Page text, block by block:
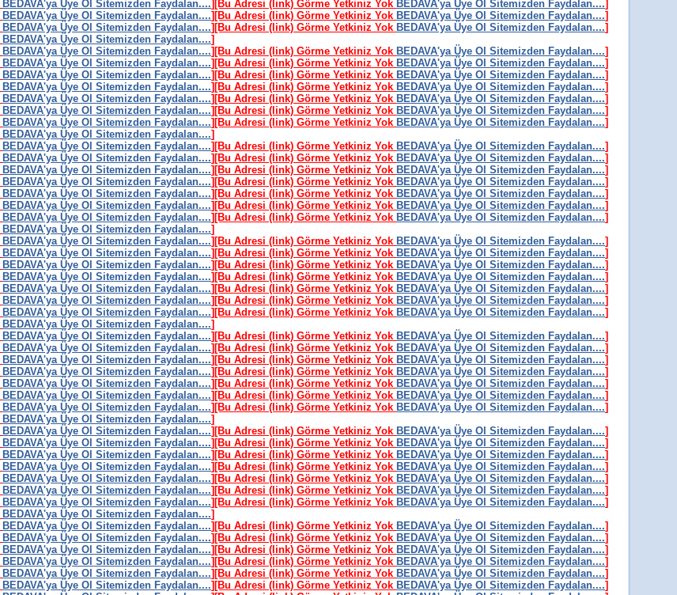
BEDAVA'ya Üye Ol Sitemizden Faydalan....] [Bu Adresi (link) Görme Yetkiniz Yok BEDAVA'ya Üye Ol Sitemizden Faydalan....]
BEDAVA'ya Üye Ol Sitemizden Faydalan....] [Bu Adresi (link) Görme Yetkiniz Yok BEDAVA'ya Üye Ol Sitemizden Faydalan....]
BEDAVA'ya Üye Ol Sitemizden Faydalan....] [Bu Adresi (link) Görme Yetkiniz Yok BEDAVA'ya Üye Ol Sitemizden Faydalan....]
BEDAVA'ya Üye Ol Sitemizden Faydalan....]
BEDAVA'ya Üye Ol Sitemizden Faydalan....] [Bu Adresi (link) Görme Yetkiniz Yok BEDAVA'ya Üye Ol Sitemizden Faydalan....]
BEDAVA'ya Üye Ol Sitemizden Faydalan....] [Bu Adresi (link) Görme Yetkiniz Yok BEDAVA'ya Üye Ol Sitemizden Faydalan....]
BEDAVA'ya Üye Ol Sitemizden Faydalan....] [Bu Adresi (link) Görme Yetkiniz Yok BEDAVA'ya Üye Ol Sitemizden Faydalan....]
BEDAVA'ya Üye Ol Sitemizden Faydalan....] [Bu Adresi (link) Görme Yetkiniz Yok BEDAVA'ya Üye Ol Sitemizden Faydalan....]
BEDAVA'ya Üye Ol Sitemizden Faydalan....] [Bu Adresi (link) Görme Yetkiniz Yok BEDAVA'ya Üye Ol Sitemizden Faydalan....]
BEDAVA'ya Üye Ol Sitemizden Faydalan....] [Bu Adresi (link) Görme Yetkiniz Yok BEDAVA'ya Üye Ol Sitemizden Faydalan....]
BEDAVA'ya Üye Ol Sitemizden Faydalan....] [Bu Adresi (link) Görme Yetkiniz Yok BEDAVA'ya Üye Ol Sitemizden Faydalan....]
BEDAVA'ya Üye Ol Sitemizden Faydalan....]
BEDAVA'ya Üye Ol Sitemizden Faydalan....] [Bu Adresi (link) Görme Yetkiniz Yok BEDAVA'ya Üye Ol Sitemizden Faydalan....]
BEDAVA'ya Üye Ol Sitemizden Faydalan....] [Bu Adresi (link) Görme Yetkiniz Yok BEDAVA'ya Üye Ol Sitemizden Faydalan....]
BEDAVA'ya Üye Ol Sitemizden Faydalan....] [Bu Adresi (link) Görme Yetkiniz Yok BEDAVA'ya Üye Ol Sitemizden Faydalan....]
BEDAVA'ya Üye Ol Sitemizden Faydalan....] [Bu Adresi (link) Görme Yetkiniz Yok BEDAVA'ya Üye Ol Sitemizden Faydalan....]
BEDAVA'ya Üye Ol Sitemizden Faydalan....] [Bu Adresi (link) Görme Yetkiniz Yok BEDAVA'ya Üye Ol Sitemizden Faydalan....]
BEDAVA'ya Üye Ol Sitemizden Faydalan....] [Bu Adresi (link) Görme Yetkiniz Yok BEDAVA'ya Üye Ol Sitemizden Faydalan....]
BEDAVA'ya Üye Ol Sitemizden Faydalan....] [Bu Adresi (link) Görme Yetkiniz Yok BEDAVA'ya Üye Ol Sitemizden Faydalan....]
BEDAVA'ya Üye Ol Sitemizden Faydalan....]
BEDAVA'ya Üye Ol Sitemizden Faydalan....] [Bu Adresi (link) Görme Yetkiniz Yok BEDAVA'ya Üye Ol Sitemizden Faydalan....]
BEDAVA'ya Üye Ol Sitemizden Faydalan....] [Bu Adresi (link) Görme Yetkiniz Yok BEDAVA'ya Üye Ol Sitemizden Faydalan....]
BEDAVA'ya Üye Ol Sitemizden Faydalan....] [Bu Adresi (link) Görme Yetkiniz Yok BEDAVA'ya Üye Ol Sitemizden Faydalan....]
BEDAVA'ya Üye Ol Sitemizden Faydalan....] [Bu Adresi (link) Görme Yetkiniz Yok BEDAVA'ya Üye Ol Sitemizden Faydalan....]
BEDAVA'ya Üye Ol Sitemizden Faydalan....] [Bu Adresi (link) Görme Yetkiniz Yok BEDAVA'ya Üye Ol Sitemizden Faydalan....]
BEDAVA'ya Üye Ol Sitemizden Faydalan....] [Bu Adresi (link) Görme Yetkiniz Yok BEDAVA'ya Üye Ol Sitemizden Faydalan....]
BEDAVA'ya Üye Ol Sitemizden Faydalan....] [Bu Adresi (link) Görme Yetkiniz Yok BEDAVA'ya Üye Ol Sitemizden Faydalan....]
BEDAVA'ya Üye Ol Sitemizden Faydalan....]
BEDAVA'ya Üye Ol Sitemizden Faydalan....] [Bu Adresi (link) Görme Yetkiniz Yok BEDAVA'ya Üye Ol Sitemizden Faydalan....]
BEDAVA'ya Üye Ol Sitemizden Faydalan....] [Bu Adresi (link) Görme Yetkiniz Yok BEDAVA'ya Üye Ol Sitemizden Faydalan....]
BEDAVA'ya Üye Ol Sitemizden Faydalan....] [Bu Adresi (link) Görme Yetkiniz Yok BEDAVA'ya Üye Ol Sitemizden Faydalan....]
BEDAVA'ya Üye Ol Sitemizden Faydalan....] [Bu Adresi (link) Görme Yetkiniz Yok BEDAVA'ya Üye Ol Sitemizden Faydalan....]
BEDAVA'ya Üye Ol Sitemizden Faydalan....] [Bu Adresi (link) Görme Yetkiniz Yok BEDAVA'ya Üye Ol Sitemizden Faydalan....]
BEDAVA'ya Üye Ol Sitemizden Faydalan....] [Bu Adresi (link) Görme Yetkiniz Yok BEDAVA'ya Üye Ol Sitemizden Faydalan....]
BEDAVA'ya Üye Ol Sitemizden Faydalan....] [Bu Adresi (link) Görme Yetkiniz Yok BEDAVA'ya Üye Ol Sitemizden Faydalan....]
BEDAVA'ya Üye Ol Sitemizden Faydalan....]
BEDAVA'ya Üye Ol Sitemizden Faydalan....] [Bu Adresi (link) Görme Yetkiniz Yok BEDAVA'ya Üye Ol Sitemizden Faydalan....]
BEDAVA'ya Üye Ol Sitemizden Faydalan....] [Bu Adresi (link) Görme Yetkiniz Yok BEDAVA'ya Üye Ol Sitemizden Faydalan....]
BEDAVA'ya Üye Ol Sitemizden Faydalan....] [Bu Adresi (link) Görme Yetkiniz Yok BEDAVA'ya Üye Ol Sitemizden Faydalan....]
BEDAVA'ya Üye Ol Sitemizden Faydalan....] [Bu Adresi (link) Görme Yetkiniz Yok BEDAVA'ya Üye Ol Sitemizden Faydalan....]
BEDAVA'ya Üye Ol Sitemizden Faydalan....] [Bu Adresi (link) Görme Yetkiniz Yok BEDAVA'ya Üye Ol Sitemizden Faydalan....]
BEDAVA'ya Üye Ol Sitemizden Faydalan....] [Bu Adresi (link) Görme Yetkiniz Yok BEDAVA'ya Üye Ol Sitemizden Faydalan....]
BEDAVA'ya Üye Ol Sitemizden Faydalan....] [Bu Adresi (link) Görme Yetkiniz Yok BEDAVA'ya Üye Ol Sitemizden Faydalan....]
BEDAVA'ya Üye Ol Sitemizden Faydalan....]
BEDAVA'ya Üye Ol Sitemizden Faydalan....] [Bu Adresi (link) Görme Yetkiniz Yok BEDAVA'ya Üye Ol Sitemizden Faydalan....]
BEDAVA'ya Üye Ol Sitemizden Faydalan....] [Bu Adresi (link) Görme Yetkiniz Yok BEDAVA'ya Üye Ol Sitemizden Faydalan....]
BEDAVA'ya Üye Ol Sitemizden Faydalan....] [Bu Adresi (link) Görme Yetkiniz Yok BEDAVA'ya Üye Ol Sitemizden Faydalan....]
BEDAVA'ya Üye Ol Sitemizden Faydalan....] [Bu Adresi (link) Görme Yetkiniz Yok BEDAVA'ya Üye Ol Sitemizden Faydalan....]
BEDAVA'ya Üye Ol Sitemizden Faydalan....] [Bu Adresi (link) Görme Yetkiniz Yok BEDAVA'ya Üye Ol Sitemizden Faydalan....]
BEDAVA'ya Üye Ol Sitemizden Faydalan....] [Bu Adresi (link) Görme Yetkiniz Yok BEDAVA'ya Üye Ol Sitemizden Faydalan....]